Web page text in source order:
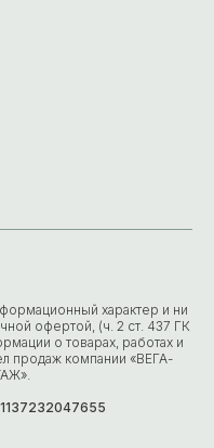
характер и ни
офертой, (ч. 2 ст. 437 ГК
о товарах, работах и
продаж компании «ВЕГА-
1137232047655